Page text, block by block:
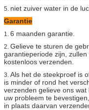
5. niet zuiver water in de
Garantie
1. 6 maanden garantie.
2. Gelieve te sturen de
garantieperiode zijn,
kostenloos verzenden.
3. Als het de steekproef is
is minder of rond het
verzenden gelieve ons
uw probleem te
in plaats daarvan